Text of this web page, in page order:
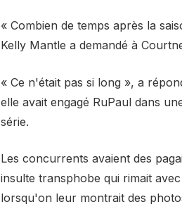
« Combien de temps après la
Kelly Mantle a demandé à
« Ce n'était pas si long », a
elle avait engagé RuPaul dans
série.
Les concurrents avaient des
insulte transphobe qui rimait
lorsqu'on leur montrait des